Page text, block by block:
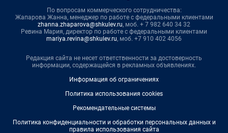
По вопросам коммерческого сотрудничества:
Жапарова Жанна, менеджер по работе с федеральными клиентами
zhanna.zhaparova@shkulev.ru, моб. + 7 982 640 34 32
Ревина Мария, директор по работе с федеральными клиентами
mariya.revina@shkulev.ru, моб. +7 910 402 4056
Редакция сайта не несет ответственности за достоверность
информации, содержащейся в рекламных объявлениях.
Информация об ограничениях
Политика использования cookies
Рекомендательные системы
Политика конфиденциальности и обработки персональных данных и
правила использования сайта